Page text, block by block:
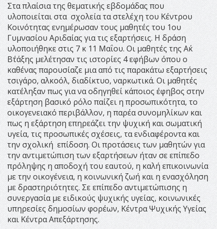
Στα πλαίσια της θεματικής εβδομάδας που
υλοποιείται στα σχολεία τα στελέχη του Κέντρου
Κοινότητας ενημέρωσαν τους μαθητές του 1ου
Γυμνασίου Αριδαίας για τις εξαρτήσεις. Η δράση
υλοποιήθηκε στις 7 κ 11 Μαΐου. Οι μαθητές της Α΄κ
Β΄τάξης μελέτησαν τις ιστορίες 4 εφήβων όπου ο
καθένας παρουσίαζε μια από τις παρακάτω εξαρτήσεις
τσιγάρο, αλκοόλ, διαδίκτυο, ναρκωτικά. Οι μαθητές
κατέληξαν πως για να οδηγηθεί κάποιος έφηβος στην
εξάρτηση βασικό ρόλο παίζει η προσωπικότητα, το
οικογενειακό περιβάλλον, η παρέα συνομηλίκων και
πως η εξάρτηση επηρεάζει την ψυχική και σωματική
υγεία, τις προσωπικές σχέσεις, τα ενδιαφέροντα και
την σχολική επίδοση. Οι προτάσεις των μαθητών για
την αντιμετώπιση των εξαρτήσεων ήταν σε επίπεδο
πρόληψης η αποδοχή του εαυτού, η καλή επικοινωνία
με την οικογένεια, η κοινωνική ζωή και η ενασχόληση
με δραστηριότητες. Σε επίπεδο αντιμετώπισης η
συνεργασία με ειδικούς ψυχικής υγείας, κοινωνικές
υπηρεσίες δημοσίων φορέων, Κέντρα Ψυχικής Υγείας
και Κέντρα Απεξάρτησης.